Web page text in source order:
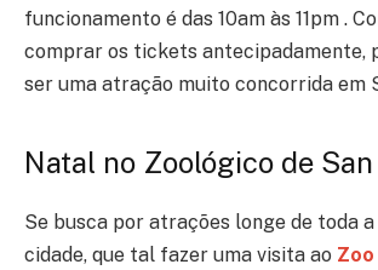
funcionamento é das 10am às 11pm .
comprar os tickets antecipadamente,
ser uma atração muito concorrida em
Natal no Zoológico de
Se busca por atrações longe de toda
cidade, que tal fazer uma visita ao Zoo